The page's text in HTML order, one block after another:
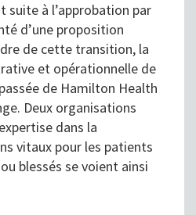
à l’approbation par
d’une proposition
de cette transition, la
et opérationnelle de
de Hamilton Health
Deux organisations
dans la
vitaux pour les patients
blessés se voient ainsi